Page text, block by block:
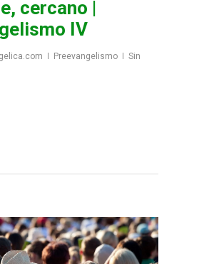
cercano |
IV
Preevangelismo Sin